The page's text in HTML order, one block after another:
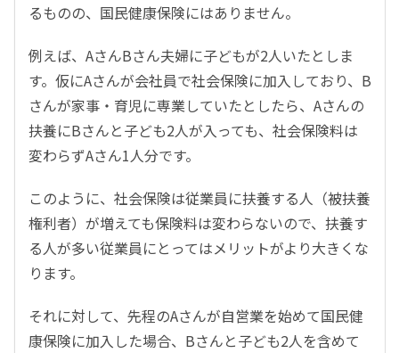
るものの、国民健康保険にはありません。
例えば、AさんBさん夫婦に子どもが2人いたとしま
す。仮にAさんが会社員で社会保険に加入しており、B
さんが家事・育児に専業していたとしたら、Aさんの
扶養にBさんと子ども2人が入っても、社会保険料は
変わらずAさん1人分です。
このように、社会保険は従業員に扶養する人（被扶養
権利者）が増えても保険料は変わらないので、扶養す
る人が多い従業員にとってはメリットがより大きくな
ります。
それに対して、先程のAさんが自営業を始めて国民健
康保険に加入した場合、Bさんと子ども2人を含めて